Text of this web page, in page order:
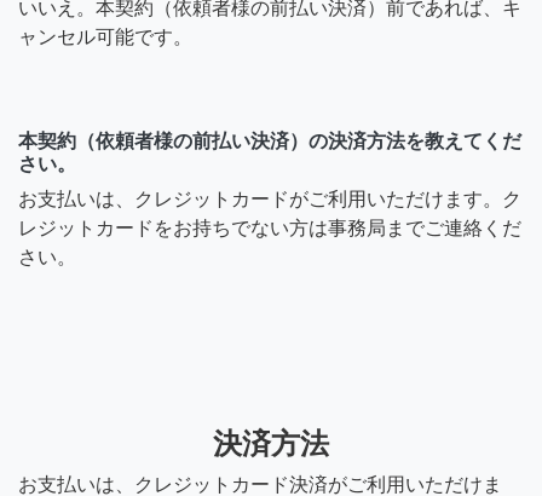
いいえ。本契約（依頼者様の前払い決済）前であれば、キ
ャンセル可能です。
本契約（依頼者様の前払い決済）の決済方法を教えてくだ
さい。
お支払いは、クレジットカードがご利用いただけます。ク
レジットカードをお持ちでない方は事務局までご連絡くだ
さい。
決済方法
お支払いは、クレジットカード決済がご利用いただけま